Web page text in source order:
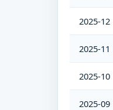
2025-12
2025-11
2025-10
2025-09